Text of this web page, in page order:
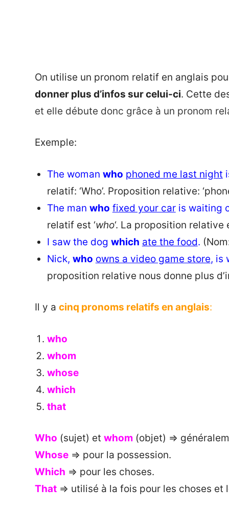
On utilise un pronom relatif en anglais
donner plus d’infos sur celui-ci. Cette
et elle débute donc grâce à un pronom
Exemple:
The woman who phoned me last night
relatif: ‘Who’. Proposition relative:
The man who fixed your caris waiting
relatif est ‘who‘. La proposition relative
I saw the dog which ate the food.
Nick, who owns a video game store, is
proposition relative nous donne plus
Il y a cinq pronoms relatifs en anglais:
who
whom
whose
which
that
Who (sujet) et whom (objet) =>
Whose => pour la possession.
Which => pour les choses.
That => utilisé à la fois pour les choses et